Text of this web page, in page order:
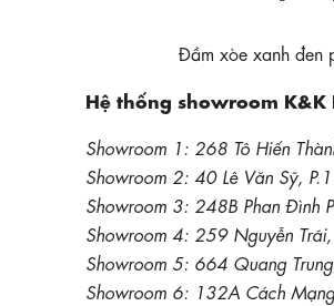
Đầm xòe xanh
Hệ thống showroom K&K
Showroom 1: 268 Tô Hiến
Showroom 2: 40 Lê Văn Sỹ,
Showroom 3: 248B Phan Đình
Showroom 4: 259 Nguyễn
Showroom 5: 664 Quang
Showroom 6: 132A Cách